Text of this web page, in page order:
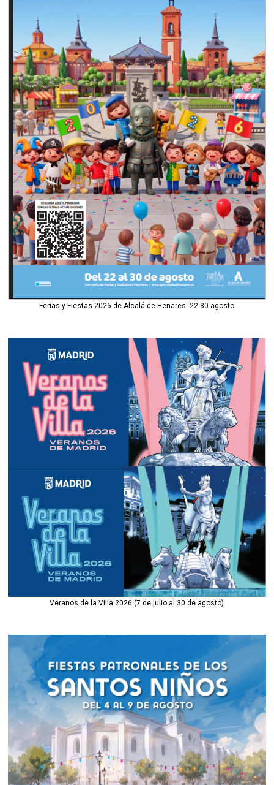
Ferias y Fiestas 2026 de Alcalá de Henares: 22-30 agosto
Veranos de la Villa 2026 (7 de julio al 30 de agosto)